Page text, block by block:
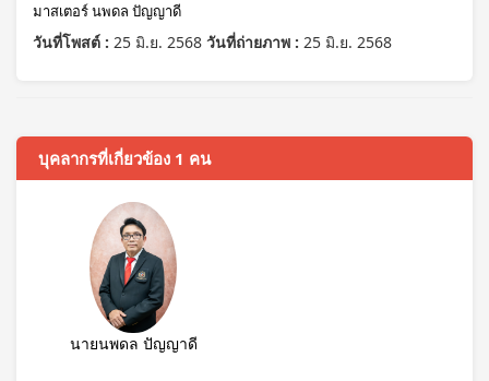
มาสเตอร์ นพดล ปัญญาดี
วันที่โพสต์ : 25 มิ.ย. 2568 วันที่ถ่ายภาพ : 25 มิ.ย. 2568
บุคลากรที่เกี่ยวข้อง 1 คน
นายนพดล ปัญญาดี